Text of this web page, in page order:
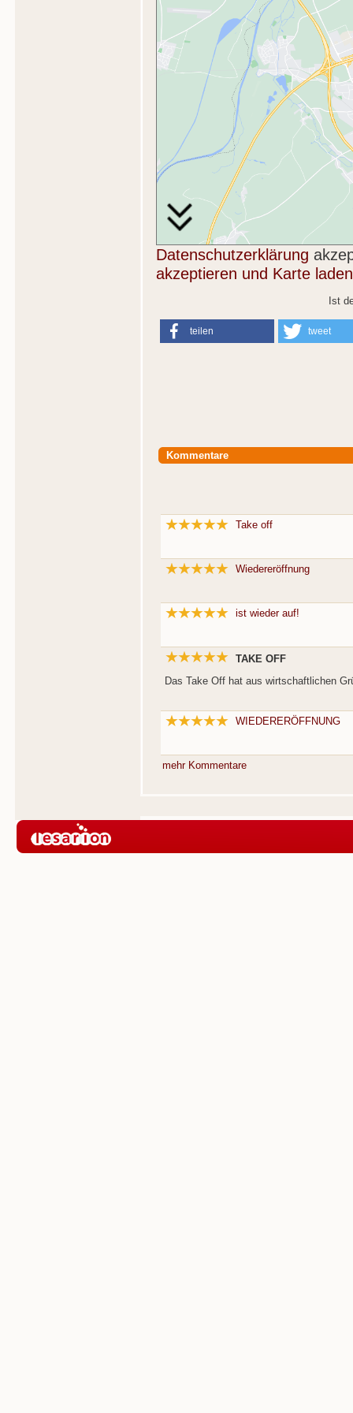
Datenschutzerklärung
akzeptieren und Karte laden
Ist
teilen tweet
Kommentare
Take off
Wiedereröffnung
ist wieder auf!
TAKE OFF
Das Take Off hat aus wirtschaftlichen
WIEDERERÖFFNUNG
mehr Kommentare